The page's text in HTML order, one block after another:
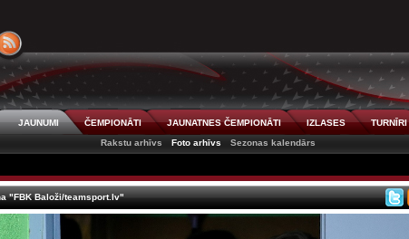
JAUNUMI ČEMPIONĀTI JAUNATNES ČEMPIONĀTI IZLASES TURNĪRI
Rakstu arhīvs
Foto arhīvs Sezonas kalendārs
"FBK Baloži/teamsport.lv"